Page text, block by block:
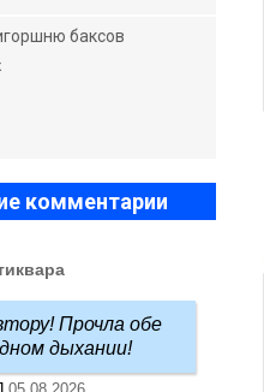
баксов
комментарии
Прочла обе
дыхании!